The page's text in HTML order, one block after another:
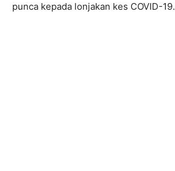
punca kepada lonjakan kes COVID-19.